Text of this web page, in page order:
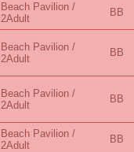
Beach Pavilion /
2Adult
BB
Beach Pavilion /
2Adult
BB
Beach Pavilion /
2Adult
BB
Beach Pavilion /
2Adult
BB